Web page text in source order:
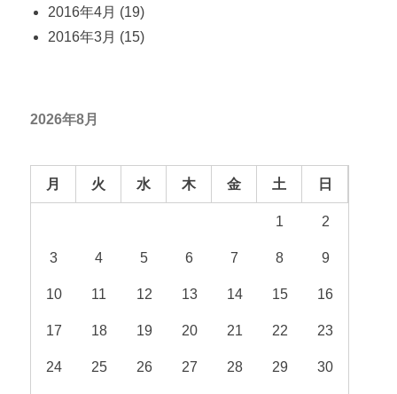
2016年4月 (19)
2016年3月 (15)
2026年8月
月 火 水 木 金 土 日
1 2
3 4 5 6 7 8 9
10 11 12 13 14 15 16
17 18 19 20 21 22 23
24 25 26 27 28 29 30